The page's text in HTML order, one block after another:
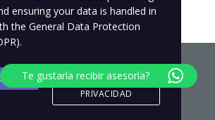
ensuring your data is handled in
the General Data Protection
.
POLITICA DE
PRIVACIDAD
Te gustaría recibir asesoría?